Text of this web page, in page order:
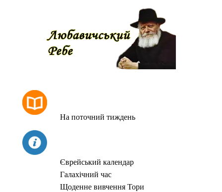
На поточний тиждень
Єврейський календар
Галахічний час
Щоденне вивчення Тори